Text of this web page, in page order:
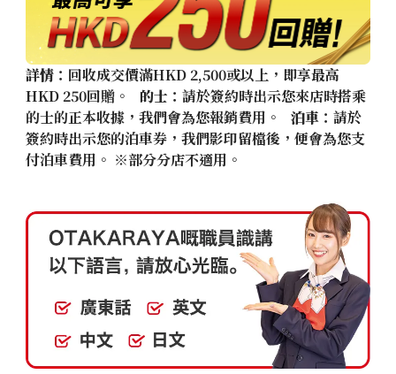
詳情 ：回收成交價滿HKD 2,500或以上，即享最高
HKD 250回贈。 的士 ：請於簽約時出示您來店時搭乘
的士的正本收據，我們會為您報銷費用。泊車 ：請於
簽約時出示您的泊車券，我們影印留檔後，便會為您支
付泊車費用。 ※部分分店不適用。